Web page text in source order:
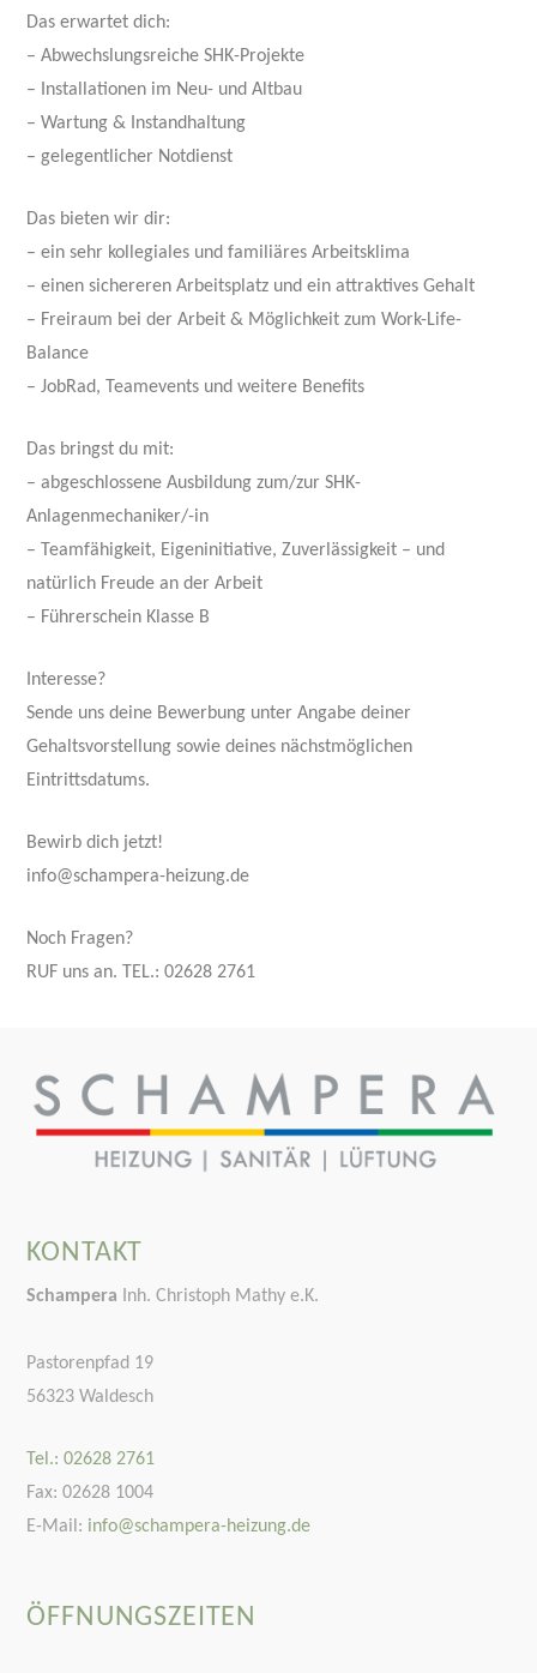
Das erwartet dich:
– Abwechslungsreiche SHK-Projekte
– Installationen im Neu- und Altbau
– Wartung & Instandhaltung
– gelegentlicher Notdienst
Das bieten wir dir:
– ein sehr kollegiales und familiäres Arbeitsklima
– einen sichereren Arbeitsplatz und ein attraktives Gehalt
– Freiraum bei der Arbeit & Möglichkeit zum Work-Life-
Balance
– JobRad, Teamevents und weitere Benefits
Das bringst du mit:
– abgeschlossene Ausbildung zum/zur SHK-
Anlagenmechaniker/-in
– Teamfähigkeit, Eigeninitiative, Zuverlässigkeit – und
natürlich Freude an der Arbeit
– Führerschein Klasse B
Interesse?
Sende uns deine Bewerbung unter Angabe deiner
Gehaltsvorstellung sowie deines nächstmöglichen
Eintrittsdatums.
Bewirb dich jetzt!
info@schampera-heizung.de
Noch Fragen?
RUF uns an. TEL.: 02628 2761
KONTAKT
Schampera Inh. Christoph Mathy e.K.
Pastorenpfad 19
56323 Waldesch
Tel.: 02628 2761
Fax: 02628 1004
E-Mail: info@schampera-heizung.de
ÖFFNUNGSZEITEN